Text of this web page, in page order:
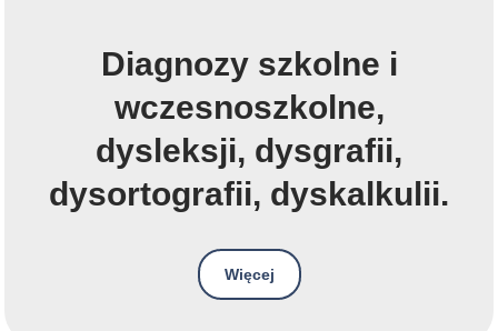
Diagnozy szkolne i
wczesnoszkolne,
dysleksji, dysgrafii,
dysortografii, dyskalkulii.
Więcej